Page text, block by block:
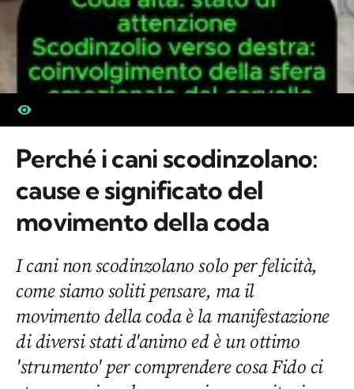
Perché i cani scodinzolano:
cause e significato del
movimento della coda
I cani non scodinzolano solo per felicità,
come siamo soliti pensare, ma il
movimento della coda è la manifestazione
di diversi stati d'animo ed è un ottimo
'strumento' per comprendere cosa Fido ci